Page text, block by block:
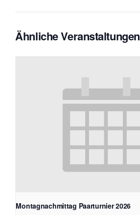
Ähnliche Veranstaltungen
Montagnachmittag Paarturnier 2026